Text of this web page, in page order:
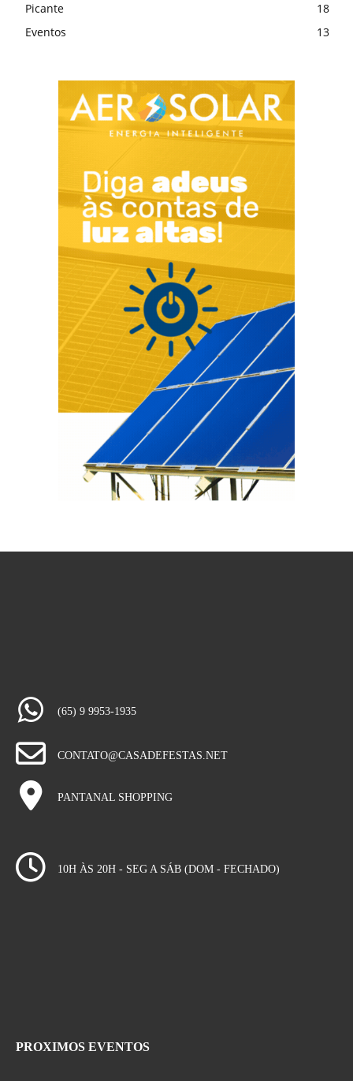
Picante
18
Eventos
13
(65) 9 9953-1935
CONTATO@CASADEFESTAS.NET
PANTANAL SHOPPING
10H ÀS 20H - SEG A SÁB (DOM - FECHADO)
PROXIMOS EVENTOS